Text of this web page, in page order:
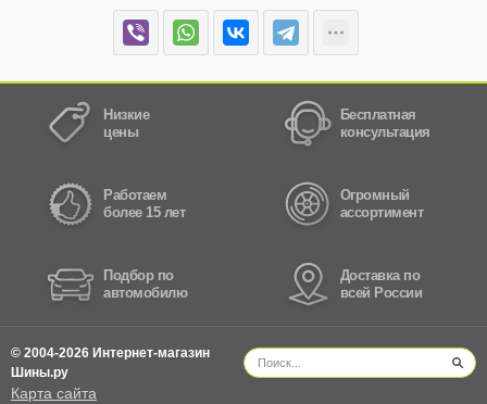
Низкие
цены
Бесплатная
консультация
Работаем
более 15 лет
Огромный
ассортимент
Подбор по
автомобилю
Доставка по
всей России
© 2004-2026 Интернет-магазин
Шины.ру
Карта сайта